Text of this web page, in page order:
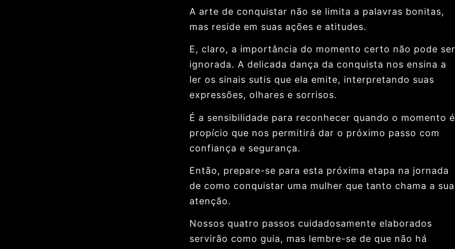
A arte de conquistar não se limita a palavras bonitas,
mas reside em suas ações e atitudes.
E, claro, a importância do momento certo não pode ser
ignorada. A delicada dança da conquista nos ensina a
ler os sinais sutis que ela emite, interpretando suas
expressões, olhares e sorrisos.
É a sensibilidade para reconhecer quando o momento é
propício que nos permitirá dar o próximo passo com
confiança e segurança.
Então, prepare-se para esta próxima etapa na jornada
de como conquistar uma mulher que tanto chama a sua
atenção.
Nossos quatro passos cuidadosamente elaborados
servirão como guia, mas lembre-se de que não há